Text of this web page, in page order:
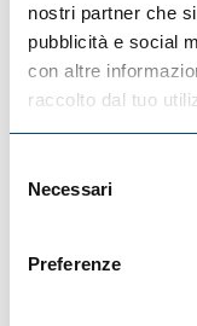
nostri partner che
pubblicità e social
con altre
raccolto dal tuo
delNecessari
Preferenze
settore, inclusi:
Max –
ForestPack,
Photoshop –
Engine, After
Eccellente
Disponibilità
ultime novità